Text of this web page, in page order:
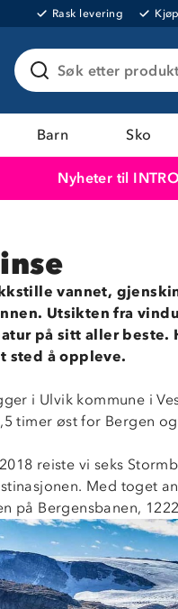
Rask levering
Søk etter
Barn Sko
Nyheter til
vannet,
Utsikten fra
på sitt aller beste.
sted å oppleve.
i Ulvik kommune i
timer øst for Bergen
reiste vi seks
Med toget
på Bergensbanen,